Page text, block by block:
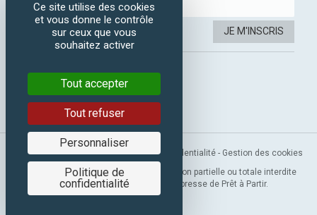
JE M'INSCRIS
SUIVEZ-NOUS :
Facebook
Instagram
Mentions légales-CGV-Politique de confidentialité - Gestion des cookies
Copyright 2019 © Prêt à Partir. Reproduction partielle ou totale interdite
sans l’autorisation préalable et expresse de Prêt à Partir.
Ce site utilise des cookies
et vous donne le contrôle
sur ceux que vous
souhaitez activer
Tout accepter
Tout refuser
Personnaliser
Politique de
confidentialité